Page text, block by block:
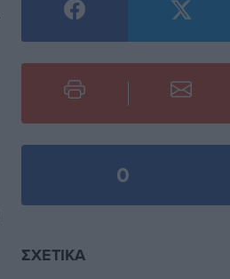
0
ΣΧΕΤΙΚΆ